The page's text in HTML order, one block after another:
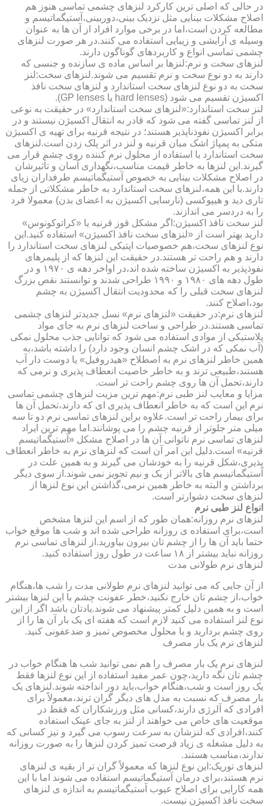
در حالی که اصلی ترین کارکرد لنزهای چشمی تماسی هنوز هم
اصلاح مشکلات بینایی مثل نزدیک بینی،دوربینی،آستیگماتیسم و
مطالعه کردن است،اما در برخی موارد افراد از آن ها به عنوان
وسیله ی آرایشی و زیبایی استفاده می کنند.در هر صورت لنزهای
چشمی تماسی انواع و کاربردهای گوناگون دارند.
لنزهای سخت و نرم:لنزها بر اساس ماده ی سازنده و جنسی که
دارند به دو نوع سخت و نرم تقسیم می شوند.لنزهای سخت:لنز
سخت به دو نوع لنزهای سخت استاندارد و لنزهای سخت نافذ
اکسیژن تقسیم می شود (hard lenses یا GP lenses).
لنز سخت استاندارد:«لنزهای سخت استاندارد» در حقیقت به نوعی
از لنز تماسی گفته می شود که قادر به انتقال اکسیژن نیستند و در
برابر اکسیژن نفوذناپذیر هستند؛ در نتیجه قرنیه برای تهیه ی اکسیژن
متکی به پمپاژ اشک میان قرنیه و لنز در اثر پلک زدن است.لنزهای
سخت استاندارد با استفاده از محلول نرم کننده روی چشم قرار می
گیرند.این لنزها به خاطر قیمت مناسب،نگهداری آسان و تأثیرشان
در اصلاح مشکلات بینایی به خصوص آستیگماتیسم طرفداران زیای
دارند.با این همه،لنزهای سخت استاندارد به خاطر مشکلاتی از جمله
تاری دید و هیپوکسی (نارسایی اکسیژن به اعضای بدن) معمولا فرد
را به دردسر می اندازند.
لنز سخت نافذ اکسیژن:اگر مشکل قوز قرنیه یا «کراتوکونوس»
دارید بهتر است از «لنزهای سخت نافذ اکسیژن» استفاده کنید.این
نوع لنزهای سخت،هم خصوصیات اپتیکی لنزهای سخت استاندارد را
دارند و هم راحت تر هستند.در حقیقت این لنزها که از پلیمرهای
نفوذپذیر به اکسیژن ساخته شده اند،در اواخر دهه ی ۱۹۷۰ و در
طول دهه های ۱۹۸۰ و ۱۹۹۰ طراحی شدند و توانستند نقص بزرگ
لنزهای سخت قبلی را که محدودیت انتقال اکسیژن به چشم
بود،اصلاح کنند.
لنزهای نرم:در حقیقت «لنزهای نرم» نسل جدیدتر لنزهای چشمی
تماسی هستند.در طراحی و ساخت لنزهای نرم به جای مواد
پلاستیکی از موادی استفاده می شود که توانایی جذب محلول نمکی
(آب نمکی که در اشک چشم انسان وجود دارد) را داشته باشد،به
همین خاطر لنزهای نرم به اصطلاح «هیدروفیل» یا دوست دار آب
هستند،طبیعی ترند و به خاطر خاصیت انعطاف پذیری و نرمی که
دارند،تحمل آن ها روی چشم راحت تر است.
مزایا و معایب لنز طبی نرم:مهم ترین مزیت لنزهای چشمی تماسی
نرم این است که به خاطر انعطاف پذیری ای که دارند،تحمل آن ها
برای بیمار راحت تر است.علاوه براین لنزهای تماسی نرم دو تا سه
میلی متر جلوتر از قرنیه چشم را می پوشانند.اما مهم ترین ایراد
لنزهای تماسی نرم ناتوانی آن ها در اصلاح مشکل «آستیگماتیسم
قرنیه» است.دلیل این امر آن است که لنزهای نرم به خاطر انعطاف
پذیری،شکل قرنیه را به خودشان می گیرند و به همین علت در
آستیگماتیسم های بالاتر از یک و نیم تجویز نمی شوند.از سوی دیگر
برداشتن و البته به خاطر همین نرمی،گذاشتن این نوع لنزها از
لنزهای سخت دشوارتر است.
انواع لنز طبی نرم
لنزهای نرم روزانه:همان طور که از اسم این لنزها مشخص
است،برای استفاده ی روزانه طراحی شده اند و شب ها موقع خواب
حتما باید آن ها را از چشم تان بیرون بیاورید.از لنزهای تماسی نرم
روزانه نباید بیشتر از ۱۸ ساعت در طول روز استفاده کنید.
لنزهای نرم طولانی مدت
از آن جایی که می توانید لنزهای نرم طولانی مدت را شب ها،هنگام
خواب،از چشم تان خارج نکنید،خطر عفونت چشم با این لنزها بیشتر
است و به همین دلیل کمتر پیشنهاد می شوند.یادتان باشد اگر از این
نوع لنز استفاده می کنید لازم است که هفته ای یک بار آن ها را از
روی چشم بردارید و با محلول مخصوص تمیز و ضدعفونی کنید.
لنزهای نرم یک بار مصرف
لنزهای نرم یک بار مصرف را هم نمی توانید شب ها هنگام خواب در
چشم تان نگه دارید،چون عمر مفید استفاده از این نوع لنزها فقط
یک روز است و شب،هنگام خواب،باید دور انداخته شوند.لنزهای یک
بار مصرف که نسبت به مدل های دیگر گران ترند،معمولاً برای
افرادی که آلرژی دارند،کسانی مثل ورزشکاران که فقط در
موقعیت های خاص می خواهند از لنز به جای عینک استفاده
کنند،افرادی که لنزشان به سرعت رسوب می گیرد و نیز کسانی که
به دلیل مشغله ی زیاد فرصت تمیز کردن لنزها را به صورت روزانه
ندارند،مناسب هستند.
لنزهای توریک:این نوع لنزها که معمولاً گران تر از بقیه ی لنزهای
نرم هستند،برای درمان آستیگماتیسم استفاده می شوند اما با این
همه کارایی برای اصلاح عیوب آستیگماتیسم به اندازه ی لنزهای
سخت نافذ اکسیژن نیست.